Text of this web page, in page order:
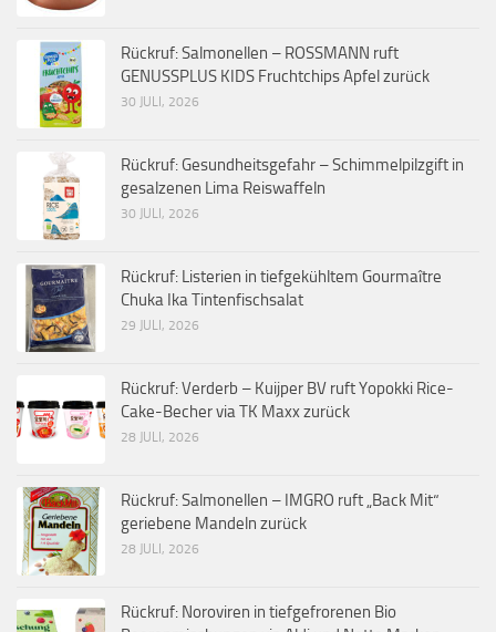
Rückruf: Salmonellen – ROSSMANN ruft
GENUSSPLUS KIDS Fruchtchips Apfel zurück
30 JULI, 2026
Rückruf: Gesundheitsgefahr – Schimmelpilzgift in
gesalzenen Lima Reiswaffeln
30 JULI, 2026
Rückruf: Listerien in tiefgekühltem Gourmaître
Chuka Ika Tintenfischsalat
29 JULI, 2026
Rückruf: Verderb – Kuijper BV ruft Yopokki Rice-
Cake-Becher via TK Maxx zurück
28 JULI, 2026
Rückruf: Salmonellen – IMGRO ruft „Back Mit“
geriebene Mandeln zurück
28 JULI, 2026
Rückruf: Noroviren in tiefgefrorenen Bio